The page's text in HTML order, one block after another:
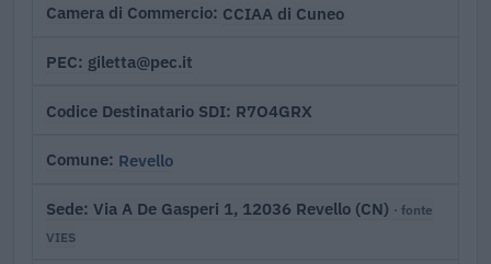
Camera di Commercio CCIAA di Cuneo
PEC giletta@pec.it
Codice Destinatario SDI R7O4GRX
Comune Revello
Sede Via A De Gasperi 1, 12036 Revello (CN) · fonte
VIES